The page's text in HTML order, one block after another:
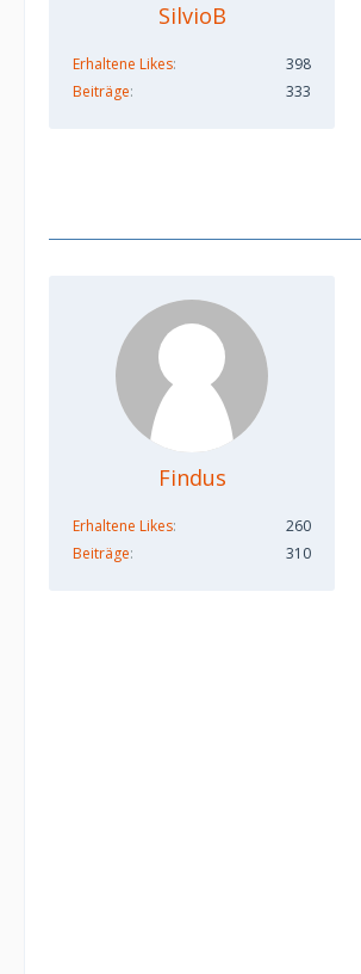
SilvioB
Erhaltene Likes
398
Beiträge
333
Findus
Erhaltene Likes
260
Beiträge
310